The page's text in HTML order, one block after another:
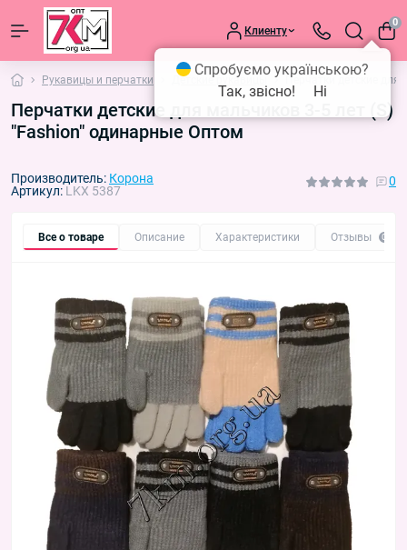
Клиенту
0
Рукавицы и перчатки Детские рукавицы Перчатки детские
Перчатки детские для мальчиков 3-5 лет (S)
"Fashion" одинарные Оптом
Производитель: Корона
Артикул: LKX 5387
0
Все о товаре Описание Характеристики Отзывы 0
Спробуємо українською?
Так, звісно!
Ні